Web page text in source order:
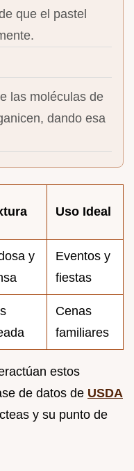
que el pastel
las moléculas de
dando esa
Uso Ideal
y
Eventos y
fiestas
Cenas
familiares
estos
de datos de USDA
y su punto de